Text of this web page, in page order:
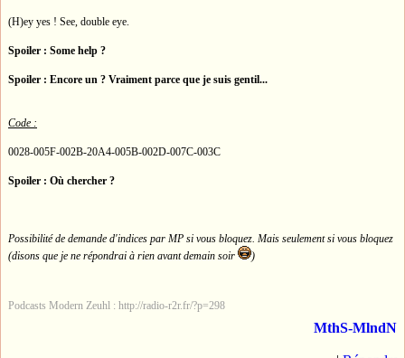
(H)ey yes ! See, double eye.
Spoiler : Some help ?
Spoiler : Encore un ? Vraiment parce que je suis gentil...
Code :
0028-005F-002B-20A4-005B-002D-007C-003C
Spoiler : Où chercher ?
Possibilité de demande d'indices par MP si vous bloquez. Mais seulement si vous bloquez
(disons que je ne répondrai à rien avant demain soir
)
Podcasts Modern Zeuhl : http://radio-r2r.fr/?p=298
MthS-MlndN